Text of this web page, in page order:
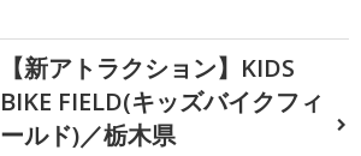
【新アトラクション】KIDS
BIKE FIELD(キッズバイクフィ
ールド)／栃木県